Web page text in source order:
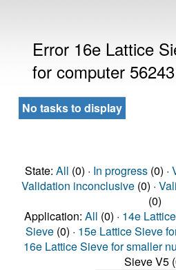
Error 16e Lattice
for computer
No tasks to display
State: All (0) · In progress(0) ·
Validation inconclusive(0) ·
(0)
Application: All (0) · 14e
Sieve (0) · 15e Lattice Sieve
16e Lattice Sieve for smaller
Sieve V5